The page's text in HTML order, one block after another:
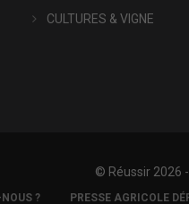
CULTURES & VIGNE
© Réussir 2026
? PRESSE AGRICOLE